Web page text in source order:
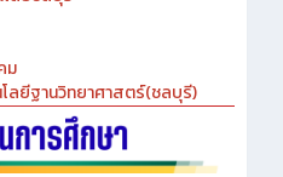
ลยีชลบุรี
ม
ลยีฐานวิทยาศาสตร์(ชลบุรี)